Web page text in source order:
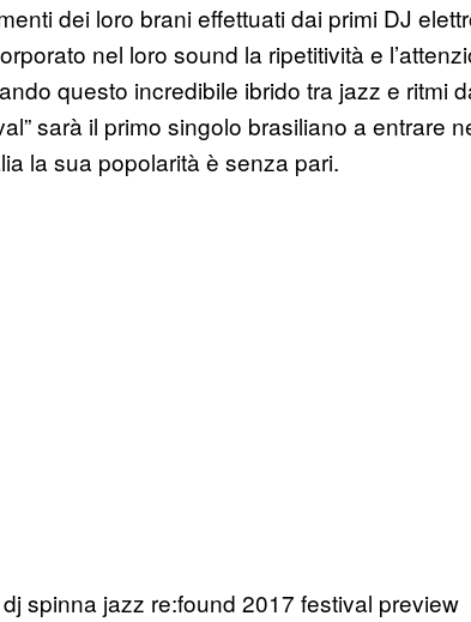
dei loro brani effettuati dai primi DJ
nel loro sound la ripetitività e
questo incredibile ibrido tra jazz e ritmi
sarà il primo singolo brasiliano a entrare
la sua popolarità è senza pari.